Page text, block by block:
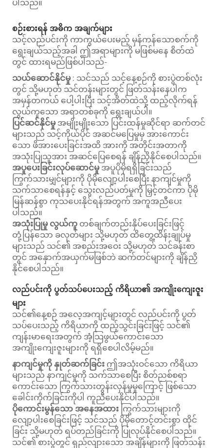
ပါသည်။
စဉ်းစားရန် အဓိက အချက်များ
သင့်လည်ပင်းကို ကာကွယ်ပေးမည့် မှန်ကန်သောစက်ကို
ရွေးချယ်သည့်အခါ ဤအရာများကို မဖြစ်မနေ စိတ်ထဲ
တွင် ထားရမည်ဖြစ်ပါသည်-
သယ်ဆောင်နိုင်မှု : သင်သည် သင့်နေ့စဉ်ကို စားပွဲတစ်လုံး
တွင် သို့မဟုတ် သင်တန်းများတွင် ဖြတ်သန်းနေပါက
အမှန်တကယ် ပေါ့ပါးပြီး သင့်အိတ်ထဲသို့ ထည့်လိုက်ရန်
လွယ်ကူသော အရာတစ်ခုကို ရွေးချယ်ပါ။
ပြင်ဆင်နိုင်မှု အမျိုးမျိုးသော ပြင်းထန်မှုဆိုင်ရာ ဆက်တင်
များသည် သင့်ကိုယ်ပိုင် အဆင်မပြေမှုမှ အားကောင်း
သော ဖိအားပေးခြင်းအထိ အားကို အတိုင်းအတာကို
အသုံးပြုသူအား အဆင်ပြေစေရန် ချိန်ညှိနိုင်စေပါသည်။
အပူပေးခြင်းလုပ်ဆောင်မှု အပူပိုမိုရရှိခြင်းသည်
ကြွက်သားမျှင်များကို ပိုမိုလျော့ပါးစေပြီး နာကျင်မှုကို
သက်သာစေရန်နှင့် သွေးလည်ပတ်မှုကို မြှင့်တင်ကာ ပိုမို
မြန်ဆန်စွာ ကုသပေးနိုင်ရန်အတွက် အကူအညီပေး
ပါသည်။
အသုံးပြုမှု လွယ်ကူ တစ်ချက်တည်းနှိပ်ပေးခြင်းဖြင့်
တုံ့ပြန်သော ခလုတ်များ သို့မဟုတ် ထိတွေ့ထိန်းချုပ်မှု
များသည် သင်၏ အစည်းအဝေး သို့မဟုတ် သင်ခန်းစာ
တွင် အနှောက်အယှက်မဖြစ်ဘဲ ဆက်တင်များကို ချိန်ညှိ
နိုင်စေပါသည်။
လည်ပင်းကို ပွတ်သပ်ပေးသည့် ကိရိယာ၏ အကျိုးကျေးဇူး
များ
သင်၏နေ့စဉ် အလေ့အကျင့်များတွင် လည်ပင်းကို ပွတ်
သပ်ပေးသည့် ကိရိယာကို ထည့်သွင်းခြင်းဖြင့် သင်၏
ကျန်းမာရေးအတွက် အံ့သြဖွယ်ကောင်းသော
အကျိုးကျေးဇူးများကို ရရှိစေပါလိမ့်မည်။
နာကျင်မှုကို နှုတ်ဆက်ခြင်း ဤအသုံးဝင်သော ကိရိယာ
များသည် နာကျင်မှုကို သက်သာစေပြီး စိတ်ညစ်စရာ
ကောင်းသော ကြွက်သားတွန်းလှန်မှုမှုကြောင့် ဖြစ်သော
ခေါင်းကိုက်ခြင်းကိုပါ ကူညီပေးနိုင်ပါသည်။
ပိုကောင်းမွန်သော အနေအထား ကြွက်သားများကို
လျော့ပါးစေခြင်းဖြင့် သင်သည် ပိုမိုတောင့်တင်းစွာ ထိုင်
ခြင်း သို့မဟုတ် ရပ်တည်ခြင်းကို ပြုလုပ်နိုင်စေပါသည်။
သင်၏ စားပွဲတွင် ရှည်လျားသော အချိန်များကို ဖြတ်သန်း